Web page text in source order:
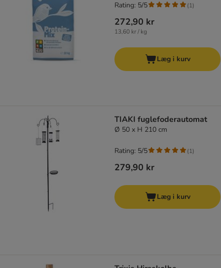
272,90 kr
13,60 kr / kg
Rating: 5/5 (1)
Læg i kurv
TIAKI fuglefoderautomat
Ø 50 x H 210 cm
279,90 kr
Rating: 5/5 (1)
Læg i kurv